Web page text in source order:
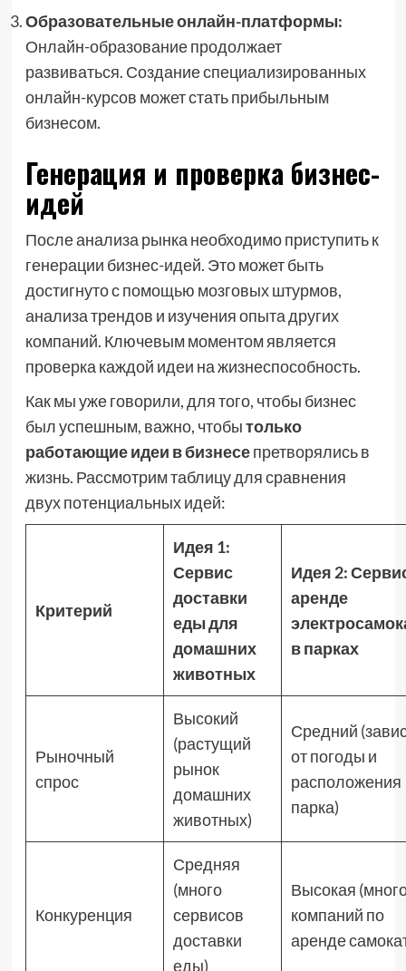
Образовательные онлайн-платформы:
Онлайн-образование продолжает
развиваться. Создание специализированных
онлайн-курсов может стать прибыльным
бизнесом.
Генерация и проверка бизнес-
идей
После анализа рынка необходимо приступить к
генерации бизнес-идей. Это может быть
достигнуто с помощью мозговых штурмов,
анализа трендов и изучения опыта других
компаний. Ключевым моментом является
проверка каждой идеи на жизнеспособность.
Как мы уже говорили, для того, чтобы бизнес
был успешным, важно, чтобытолько
работающие идеи в бизнесепретворялись в
жизнь. Рассмотрим таблицу для сравнения
двух потенциальных идей:
Критерий
Идея 1:
Сервис
доставки
еды для
домашних
животных
Идея 2:
аренде
в парках
Рыночный
спрос
Высокий
(растущий
рынок
домашних
животных)
Средний
от погоды и
расположения
парка)
Конкуренция
Средняя
(много
сервисов
доставки
еды)
Высокая
компаний по
аренде